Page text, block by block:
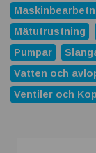
Mätutrustning
Pumpar
Vatten och
Ventiler och